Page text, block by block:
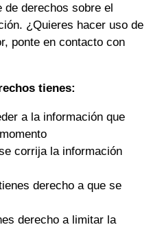
de derechos sobre el
¿Quieres hacer uso de
ponte en contacto con
tienes:
a la información que
corrija la información
derecho a que se
derecho a limitar la